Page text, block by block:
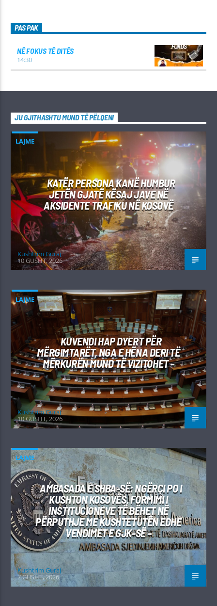
PAS PAK
NË FOKUS TË DITËS
14:30
JU GJITHASHTU MUND TË PËLQENI
LAJME
KATËR PERSONA KANË HUMBUR
JETËN GJATË KËSAJ JAVE NË
AKSIDENTE TRAFIKU NË KOSOVË
Kushtrim Guraj
10 GUSHT, 2026
LAJME
KUVENDI HAP DYERT PËR
MËRGIMTARËT, NGA E HËNA DERI TË
MËRKURËN MUND TË VIZITOHET –
Kushtrim Guraj
10 GUSHT, 2026
LAJME
AMBASADA E SHBA-SË: NGËRÇI PO I
KUSHTON KOSOVËS, FORMIMI I
INSTITUCIONEVE TË BËHET NË
PËRPUTHJE ME KUSHTETUTËN EDHE
VENDIMET E GJK-SË –
Kushtrim Guraj
7 GUSHT, 2026